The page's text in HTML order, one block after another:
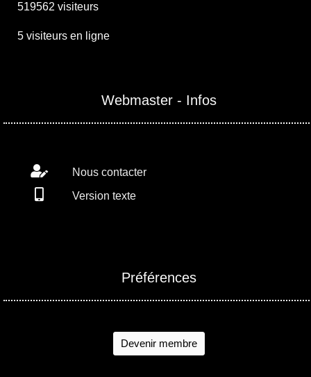
519562 visiteurs
5 visiteurs en ligne
Webmaster - Infos
Nous contacter
Version texte
Préférences
Devenir membre